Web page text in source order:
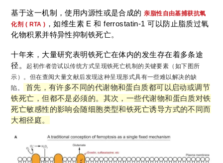
基于这一机制，使用内源性或是合成的亲脂性自由基捕获抗氧
化剂 ( RTA ) ，如维生素 E 和 ferrostatin-1 可以防止脂质过氧
化物积累并特异性抑制铁死亡。
十年来，大量研究表明铁死亡在体内的发生存在着多条途
径。
起初作者尝试以传统方式呈现铁死亡机制的关键要素（如下图所
示）。但在查阅大量文献后发现这种呈现形式具有一些难以解决的缺
陷。
首先，有许多不同的代谢物和蛋白质都可以启动或调节
铁死亡，但都不是必须的。其次，一些代谢物和蛋白质对铁
死亡敏感性的影响会随细胞类型和铁死亡诱导方式的不同而
大相径庭。